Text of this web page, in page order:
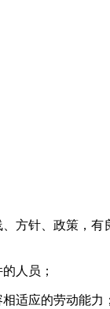
针、政策，有
人员；
适应的劳动能力